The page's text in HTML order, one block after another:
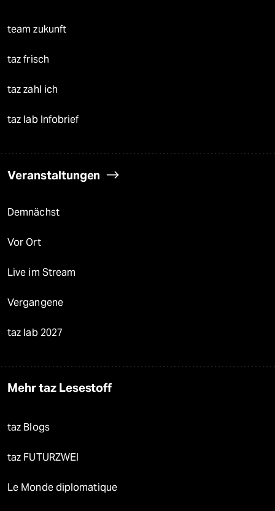
team zukunft
taz frisch
taz zahl ich
taz lab Infobrief
Veranstaltungen
Demnächst
Vor Ort
Live im Stream
Vergangene
taz lab 2027
Mehr taz Lesestoff
taz Blogs
taz FUTURZWEI
Le Monde diplomatique